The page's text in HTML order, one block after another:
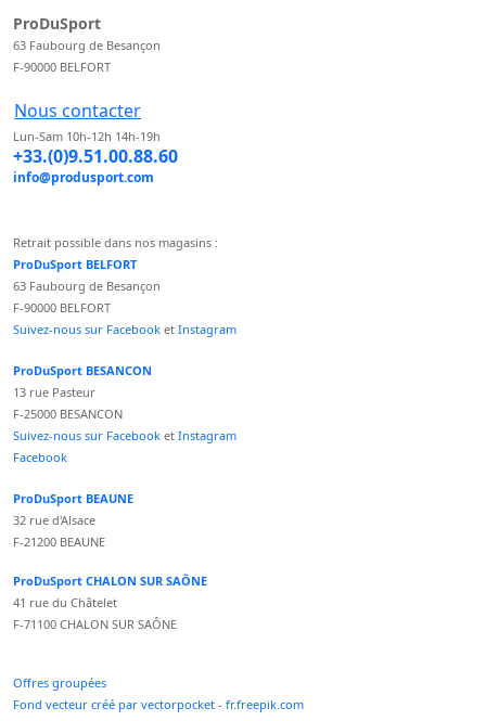
ProDuSport
63 Faubourg de Besançon
F-90000 BELFORT
Nous contacter
Lun-Sam 10h-12h 14h-19h
+33.(0)9.51.00.88.60
info@produsport.com
Retrait possible dans nos magasins :
ProDuSport BELFORT
63 Faubourg de Besançon
F-90000 BELFORT
Suivez-nous sur Facebook et Instagram
ProDuSport BESANCON
13 rue Pasteur
F-25000 BESANCON
Suivez-nous sur Facebook et Instagram
Facebook
ProDuSport BEAUNE
32 rue d'Alsace
F-21200 BEAUNE
ProDuSport CHALON SUR SAÔNE
41 rue du Châtelet
F-71100 CHALON SUR SAÔNE
Offres groupées
Fond vecteur créé par vectorpocket - fr.freepik.com